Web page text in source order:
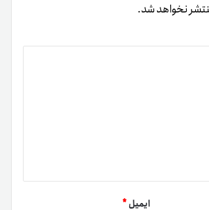
نخواهد شد.
ایمیل*